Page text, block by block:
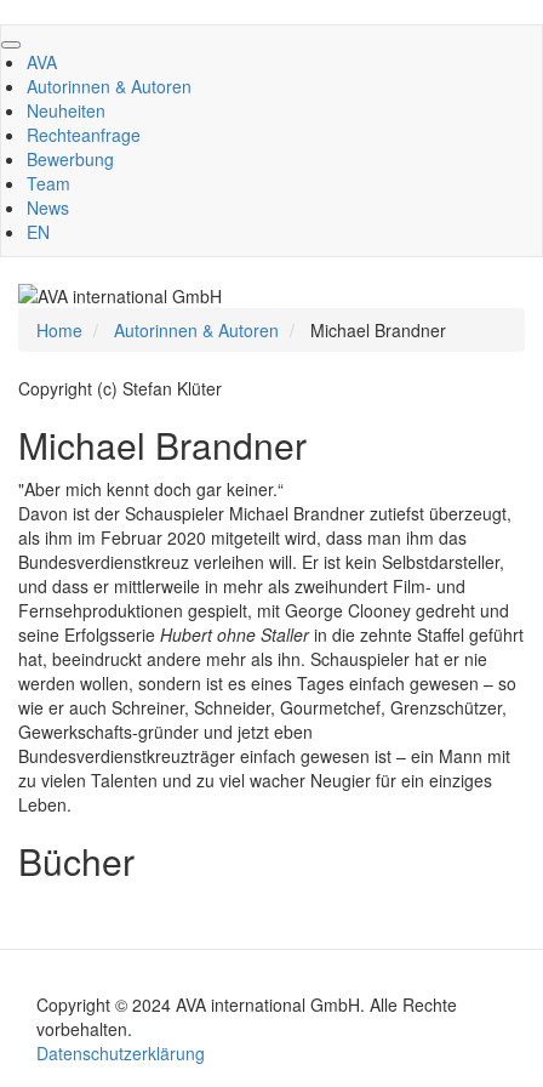
Direkt
zum
Inhalt
AVA
Autorinnen & Autoren
Neuheiten
Rechteanfrage
Bewerbung
Team
News
EN
Home Autorinnen & Autoren Michael Brandner
Copyright (c) Stefan Klüter
Michael Brandner
"Aber mich kennt doch gar keiner.“
Davon ist der Schauspieler Michael Brandner zutiefst überzeugt,
als ihm im Februar 2020 mitgeteilt wird, dass man ihm das
Bundesverdienstkreuz verleihen will. Er ist kein Selbstdarsteller,
und dass er mittlerweile in mehr als zweihundert Film- und
Fernsehproduktionen gespielt, mit George Clooney gedreht und
seine Erfolgsserie Hubert ohne Stallerin die zehnte Staffel geführt
hat, beeindruckt andere mehr als ihn. Schauspieler hat er nie
werden wollen, sondern ist es eines Tages einfach gewesen – so
wie er auch Schreiner, Schneider, Gourmetchef, Grenzschützer,
Gewerkschafts-gründer und jetzt eben
Bundesverdienstkreuzträger einfach gewesen ist – ein Mann mit
zu vielen Talenten und zu viel wacher Neugier für ein einziges
Leben.
Bücher
Copyright © 2024 AVA international GmbH. Alle Rechte
vorbehalten.
Footer
Datenschutzerklärung